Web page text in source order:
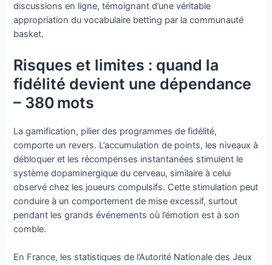
discussions en ligne, témoignant d’une véritable
appropriation du vocabulaire betting par la communauté
basket.
Risques et limites : quand la
fidélité devient une dépendance
– 380 mots
La gamification, pilier des programmes de fidélité,
comporte un revers. L’accumulation de points, les niveaux à
débloquer et les récompenses instantanées stimulent le
système dopaminergique du cerveau, similaire à celui
observé chez les joueurs compulsifs. Cette stimulation peut
conduire à un comportement de mise excessif, surtout
pendant les grands événements où l’émotion est à son
comble.
En France, les statistiques de l’Autorité Nationale des Jeux